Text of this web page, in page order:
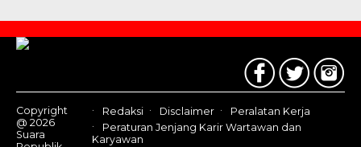
Contact
Us
Copyright
@ 2026
Suara
Redaksi Disclaimer
Peralatan Kerja
Peraturan Jenjang Karir Wartawan dan
Karyawan